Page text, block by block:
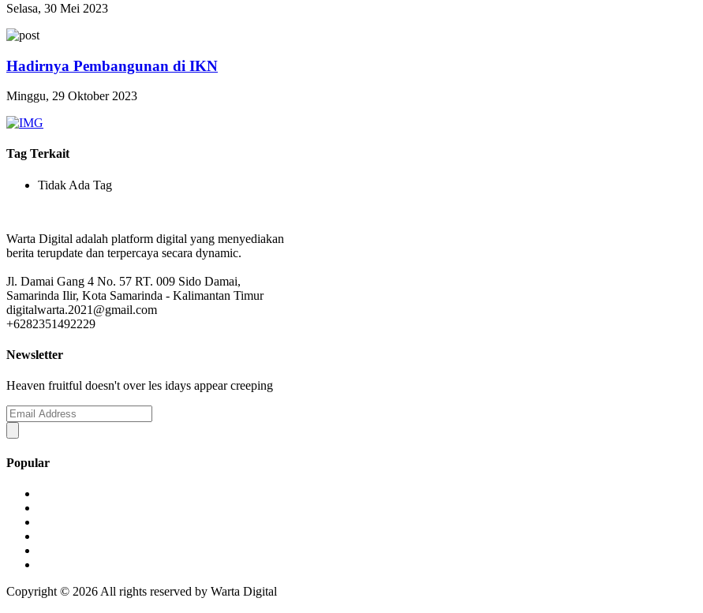
Selasa, 30 Mei 2023
Hadirnya Pembangunan di IKN
Minggu, 29 Oktober 2023
Tag Terkait
Tidak Ada Tag
Warta Digital adalah platform digital yang menyediakan
berita terupdate dan terpercaya secara dynamic.
Jl. Damai Gang 4 No. 57 RT. 009 Sido Damai,
Samarinda Ilir, Kota Samarinda - Kalimantan Timur
digitalwarta.2021@gmail.com
+6282351492229
Newsletter
Heaven fruitful doesn't over les idays appear creeping
Popular
Copyright © 2026 All rights reserved by Warta Digital